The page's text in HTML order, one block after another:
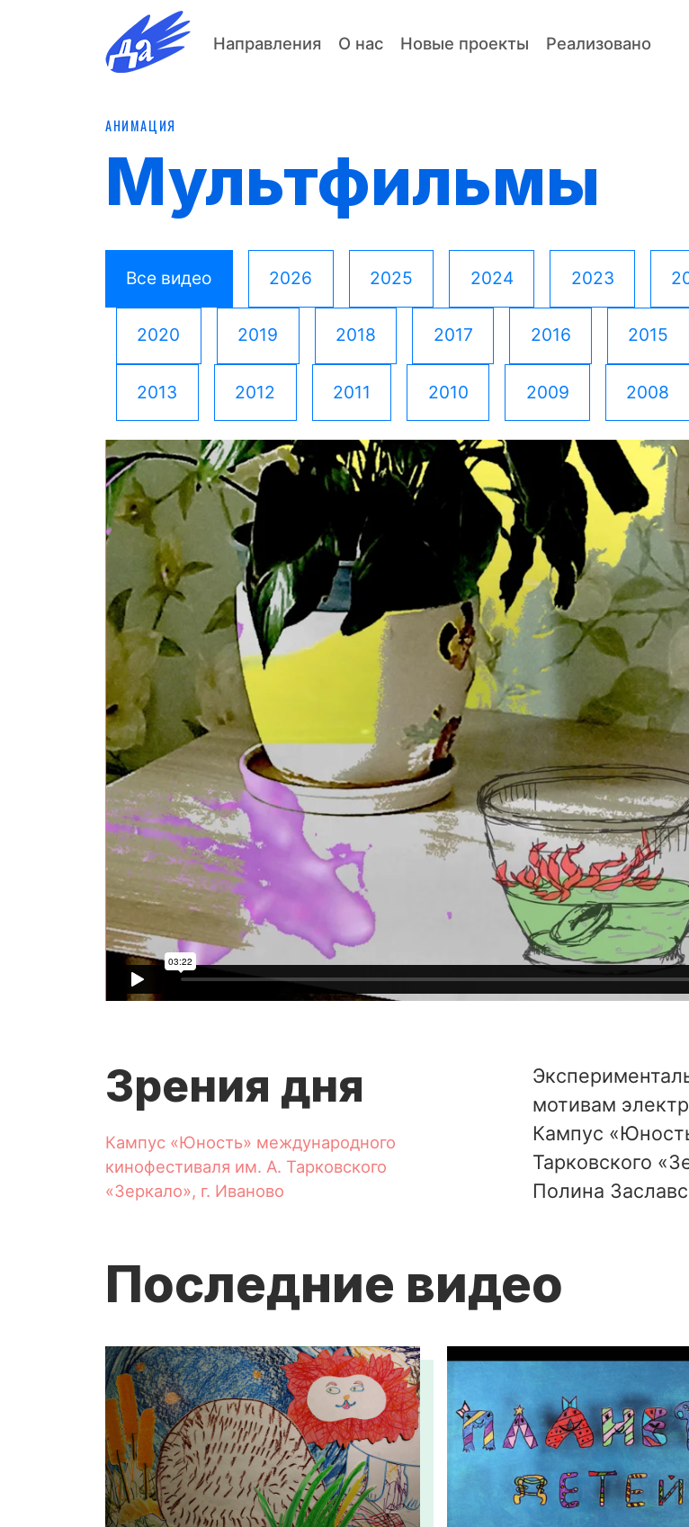
Направления О нас Новые проекты Реализовано
АНИМАЦИЯ
Мультфильмы
Все видео 2026 2025 2024 2023
2020 2019 2018 2017 2016 2015
2013 2012 2011 2010 2009 2008
Зрения дня
Кампус «Юность» международного
кинофестиваля им. А. Тарковского
«Зеркало», г. Иваново
мотивам
Кампус
Тарковского
Полина
Последние видео